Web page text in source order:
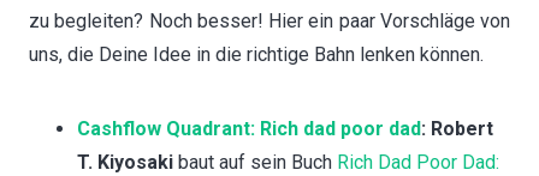
zu begleiten? Noch besser! Hier ein paar Vorschläge von
uns, die Deine Idee in die richtige Bahn lenken können.
Cashflow Quadrant: Rich dad poor dad: Robert
T. Kiyosaki baut auf sein Buch Rich Dad Poor Dad: